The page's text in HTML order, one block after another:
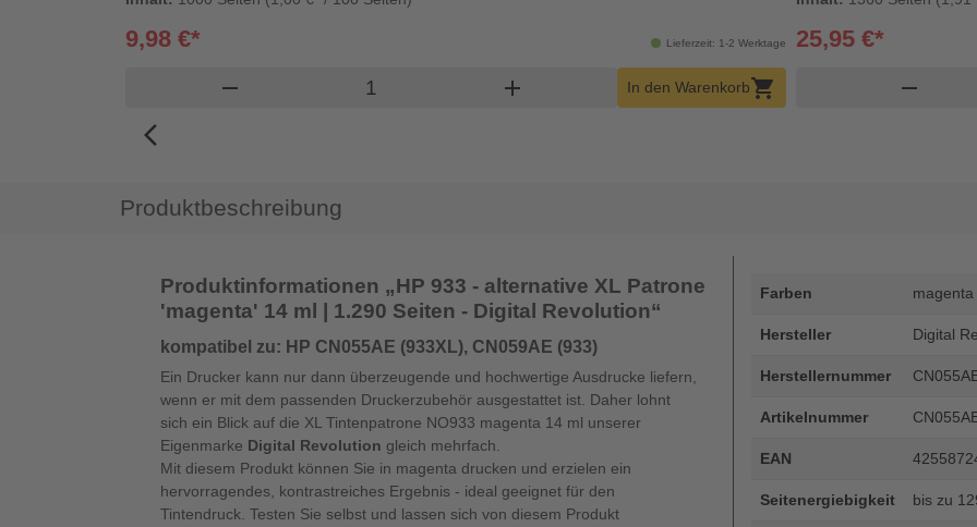
Lieferzeit: 1-2 Werktage
9,98 €*
remove Produkt Warenkorb Menge
add In den Warenkorbshopping_cart
25,95 €*
remove
arrow_back_ios_new
Produktbeschreibung
Produktinformationen „HP 933 - alternative XL Patrone
'magenta' 14 ml | 1.290 Seiten - Digital Revolution“
kompatibel zu: HP CN055AE (933XL), CN059AE (933)
Ein Drucker kann nur dann überzeugende und hochwertige Ausdrucke liefern,
wenn er mit dem passenden Druckerzubehör ausgestattet ist. Daher lohnt
sich ein Blick auf die XL Tintenpatrone NO933 magenta 14 ml unserer
Eigenmarke Digital Revolution gleich mehrfach.
Mit diesem Produkt können Sie in magenta drucken und erzielen ein
hervorragendes, kontrastreiches Ergebnis - ideal geeignet für den
Tintendruck. Testen Sie selbst und lassen sich von diesem Produkt
Farben magenta
Hersteller Digital
Herstellernummer
Artikelnummer
EAN
Seitenergiebigkeit bis zu